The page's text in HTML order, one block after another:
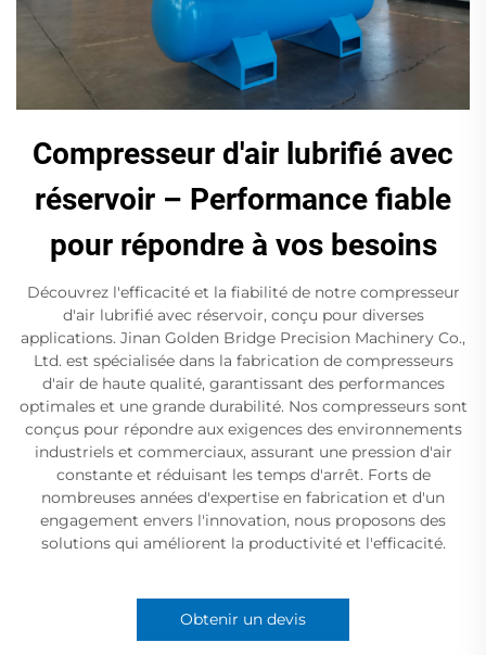
Compresseur d'air lubrifié avec
réservoir – Performance fiable
pour répondre à vos besoins
Découvrez l'efficacité et la fiabilité de notre compresseur
d'air lubrifié avec réservoir, conçu pour diverses
applications. Jinan Golden Bridge Precision Machinery Co.,
Ltd. est spécialisée dans la fabrication de compresseurs
d'air de haute qualité, garantissant des performances
optimales et une grande durabilité. Nos compresseurs sont
conçus pour répondre aux exigences des environnements
industriels et commerciaux, assurant une pression d'air
constante et réduisant les temps d'arrêt. Forts de
nombreuses années d'expertise en fabrication et d'un
engagement envers l'innovation, nous proposons des
solutions qui améliorent la productivité et l'efficacité.
Obtenir un devis